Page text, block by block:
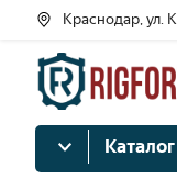
Краснодар, ул.
Каталог